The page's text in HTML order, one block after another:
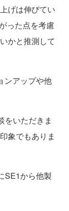
げは伸びてい
った点を考慮
かと推測して
ンアップや他
をいただきま
象でもありま
SE1から他製